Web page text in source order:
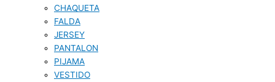
CHAQUETA
FALDA
JERSEY
PANTALON
PIJAMA
VESTIDO